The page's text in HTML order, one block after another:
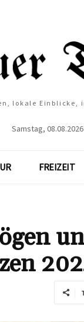
lokale Einblicke,
Samstag, 08.08.2026
FREIZEIT